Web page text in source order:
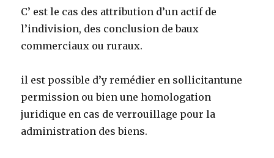
C’ est le cas des attribution d’un actif de
l’indivision, des conclusion de baux
commerciaux ou ruraux.
il est possible d’y remédier en sollicitantune
permission ou bien une homologation
juridique en cas de verrouillage pour la
administration des biens.